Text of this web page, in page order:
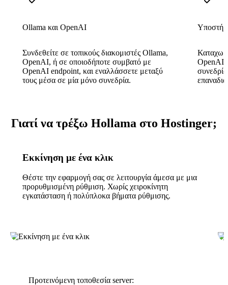
Ollama και OpenAI
Συνδεθείτε σε τοπικούς διακομιστές Ollama,
OpenAI, ή σε οποιοδήποτε συμβατό με
OpenAI endpoint, και εναλλάσσετε μεταξύ
τους μέσα σε μία μόνο συνεδρία.
OpenAI
Γιατί να τρέξω Hollama στο Hostinger;
Εκκίνηση με ένα κλικ
Θέστε την εφαρμογή σας σε λειτουργία άμεσα με μια
προρυθμισμένη ρύθμιση. Χωρίς χειροκίνητη
εγκατάσταση ή πολύπλοκα βήματα ρύθμισης.
Προτεινόμενη τοποθεσία server: